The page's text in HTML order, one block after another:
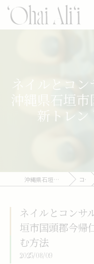
ネイルとコ
沖縄県石垣市
新トレ
沖縄県石垣のネイルなら‘Ohai Ali‘i コラム
ネイルとコンサ
垣市国頭郡今帰
む方法
2025/08/09